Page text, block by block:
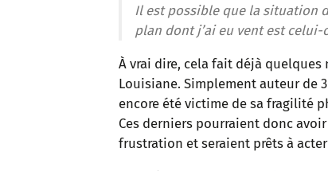
Il est possible que la situation
plan dont j’ai eu vent est celui-
À vrai dire, cela fait déjà
Louisiane. Simplement auteur de
encore été victime de sa fragilité
Ces derniers pourraient donc
frustration et seraient prêts à